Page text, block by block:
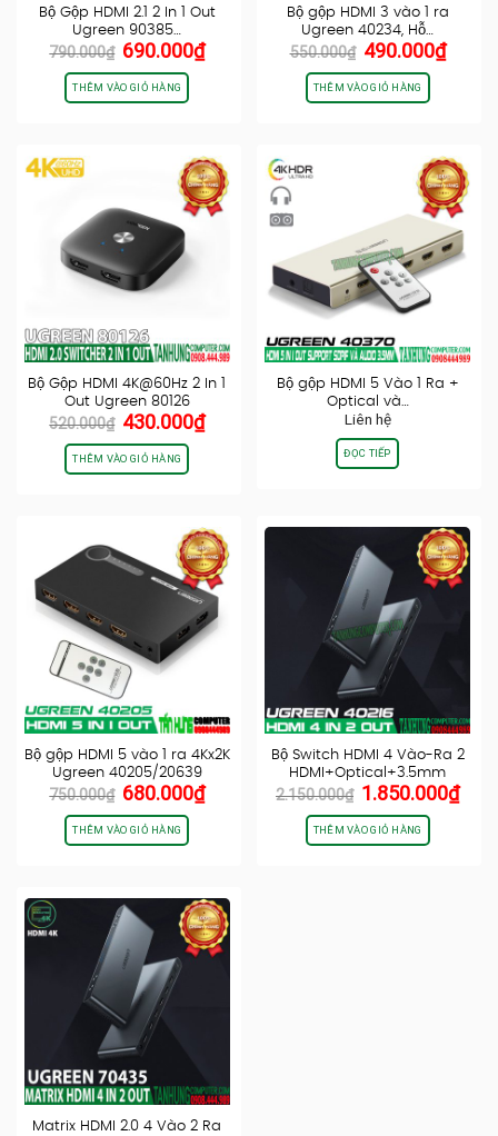
Bộ Gộp HDMI 2.1 2 In 1 Out
Ugreen 90385…
790.000₫ Giá
gốc
là:
790.000₫.
690.000₫Giá
THÊM VÀO GIỎ HÀNG
Bộ gộp HDMI 3 vào 1 ra
Ugreen 40234, Hỗ…
550.000₫ Giá
gốc
là:
550.000₫.
490.000₫Giá
THÊM VÀO GIỎ HÀNG
Bộ Gộp HDMI 4K@60Hz 2 In 1
Out Ugreen 80126
520.000₫ Giá
gốc
là:
520.000₫.
430.000₫Giá
THÊM VÀO GIỎ HÀNG
Bộ gộp HDMI 5 Vào 1 Ra +
Optical và…
Liên hệ
ĐỌC TIẾP
Bộ gộp HDMI 5 vào 1 ra 4Kx2K
Ugreen 40205/20639
750.000₫ Giá
gốc
là:
750.000₫.
680.000₫Giá
THÊM VÀO GIỎ HÀNG
Bộ Switch HDMI 4 Vào-Ra 2
HDMI+Optical+3.5mm
Ugreen 40216
2.150.000₫ Giá
gốc
là:
2.150.000₫.
1.850.000₫Giá
THÊM VÀO GIỎ HÀNG
Matrix HDMI 2.0 4 Vào 2 Ra